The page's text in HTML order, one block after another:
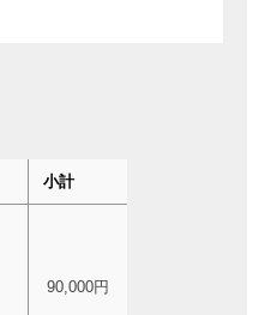
小計
90,000円